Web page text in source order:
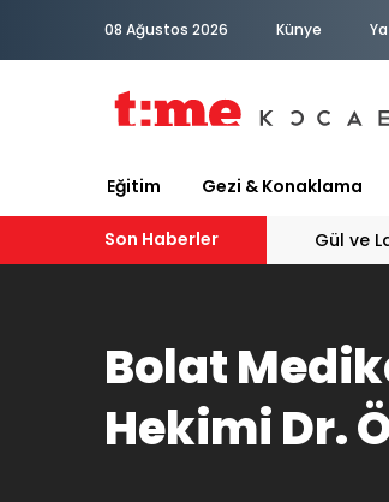
08 Ağustos 2026 Künye
Eğitim Gezi & Konaklama
Son Haberler Gül ve
Bolat
Hekimi Dr.